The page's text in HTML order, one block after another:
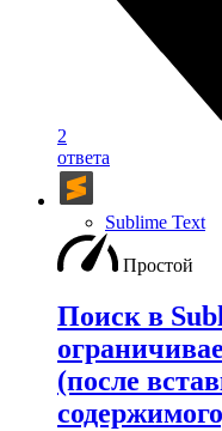
2
ответа
Sublime Text
Простой
Поиск в
(после